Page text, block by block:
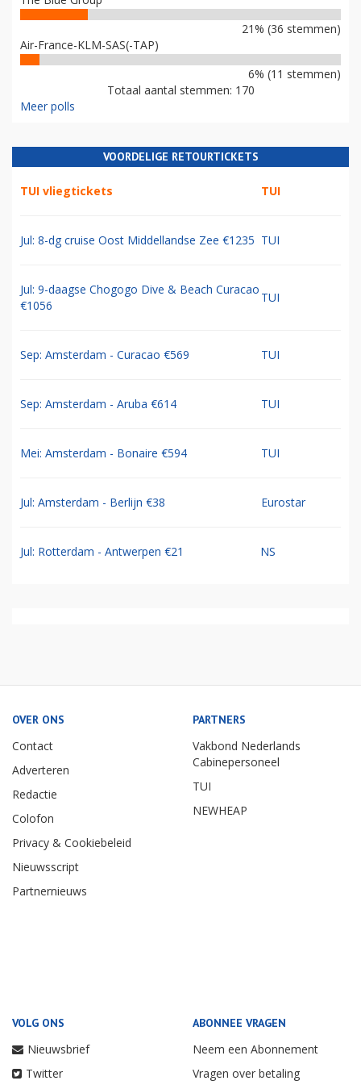
21% (36 stemmen)
Air-France-KLM-SAS(-TAP)
6% (11 stemmen)
Totaal aantal stemmen: 170
Meer polls
VOORDELIGE RETOURTICKETS
TUI vliegtickets TUI
Jul: 8-dg cruise Oost Middellandse Zee €1235 TUI
Jul: 9-daagse Chogogo Dive & Beach Curacao
€1056
TUI
Sep: Amsterdam - Curacao €569 TUI
Sep: Amsterdam - Aruba €614 TUI
Mei: Amsterdam - Bonaire €594 TUI
Jul: Amsterdam - Berlijn €38 Eurostar
Jul: Rotterdam - Antwerpen €21 NS
OVER ONS
Contact
Adverteren
Redactie
Colofon
Privacy & Cookiebeleid
Nieuwsscript
Partnernieuws
PARTNERS
Vakbond Nederlands
Cabinepersoneel
TUI
NEWHEAP
VOLG ONS
Nieuwsbrief
Twitter
ABONNEE VRAGEN
Neem een Abonnement
Vragen over betaling